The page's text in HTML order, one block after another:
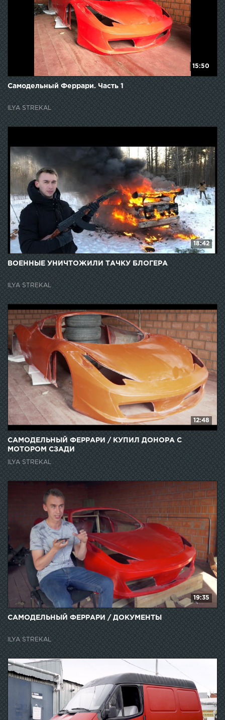
15:50
Самодельный Феррари. Часть 1
ILYA STREKAL
18:42
ВОЕННЫЕ УНИЧТОЖИЛИ ТАЧКУ БЛОГЕРА
ILYA STREKAL
12:48
САМОДЕЛЬНЫЙ ФЕРРАРИ / КУПИЛ ДОНОРА С
МОТОРОМ СЗАДИ
ILYA STREKAL
19:35
САМОДЕЛЬНЫЙ ФЕРРАРИ / ДОКУМЕНТЫ
ILYA STREKAL